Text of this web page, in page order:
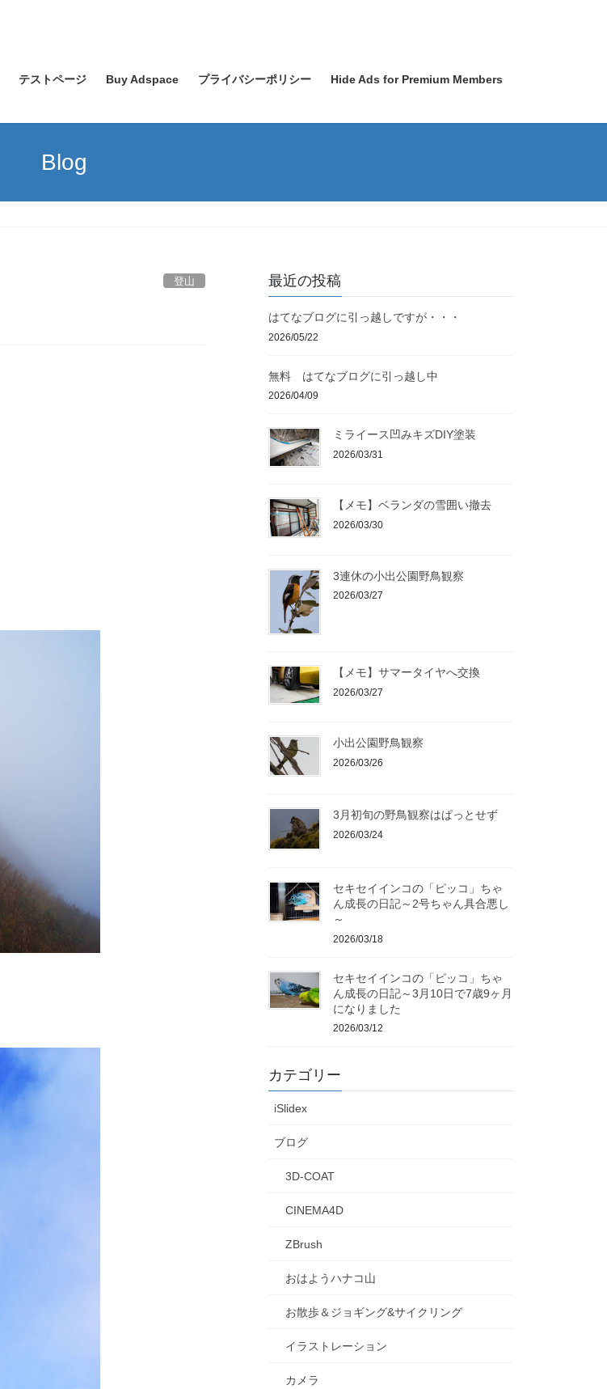
テストページ Buy Adspace プライバシーポリシー Hide Ads for Premium Members
Blog
登山 最近の投稿
はてなブログに引っ越しですが・・・
2026/05/22
無料 はてなブログに引っ越し中
2026/04/09
ミライース凹みキズDIY塗装
2026/03/31
【メモ】ベランダの雪囲い撤去
2026/03/30
3連休の小出公園野鳥観察
2026/03/27
【メモ】サマータイヤへ交換
2026/03/27
小出公園野鳥観察
2026/03/26
3月初旬の野鳥観察はぱっとせず
2026/03/24
セキセイインコの「ピッコ」ちゃ
ん成長の日記～2号ちゃん具合悪し
～
2026/03/18
セキセイインコの「ピッコ」ちゃ
ん成長の日記～3月10日で7歳9ヶ月
になりました
2026/03/12
カテゴリー
iSlidex
ブログ
3D-COAT
CINEMA4D
ZBrush
おはようハナコ山
お散歩＆ジョギング&サイクリング
イラストレーション
カメラ